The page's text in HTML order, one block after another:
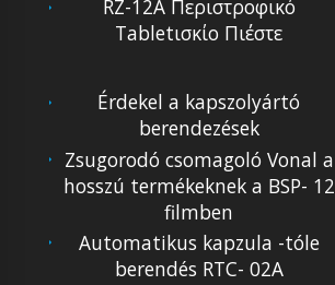
RZ-12A Περιστροφικό
Tabletισκίο Πιέστε
Érdekel a kapszolyártó
berendezések
Zsugorodó csomagoló Vonal a
hosszú termékeknek a BSP- 12
filmben
Automatikus kapzula -tóle
berendés RTC- 02A